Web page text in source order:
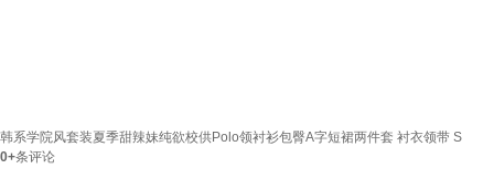
韩系学院风套装夏季甜辣妹纯欲校供Polo领衬衫包臀A字短裙两件套 衬衣领带 S
0+条评论